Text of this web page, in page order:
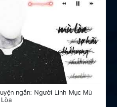
ngắn: Người Linh Mục Mù
Lòa